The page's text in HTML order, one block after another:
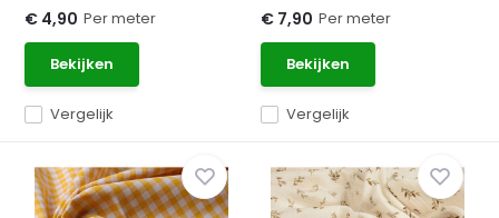
Vergelijk
€ 4,90 Per meter
Bekijken
Vergelijk
€ 7,90 Per meter
Bekijken